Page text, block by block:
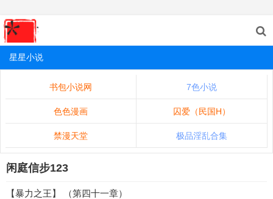
星星小说
书包小说网 7色小说
色色漫画 囚爱（民国H）
禁漫天堂 极品淫乱合集
闲庭信步123
【暴力之王】 （第四十一章）